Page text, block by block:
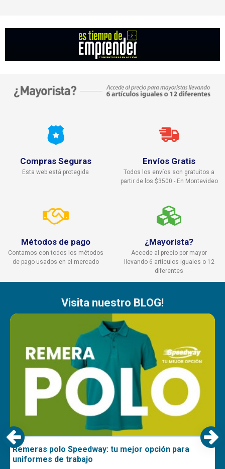
Compras Seguras
Esta web está protegida
Envíos Gratis
Todos los envíos son gratuitos a
partir de los $3500 - En Montevideo
Métodos de pago
Contamos con todos los métodos
de pago usados en el mercado
¿Mayorista?
Accede al precio por mayor
llevando 6 artículos iguales o 12
diferentes
Visita nuestro BLOG!
Remeras polo Speedway: tu mejor opción para
uniformes de trabajo